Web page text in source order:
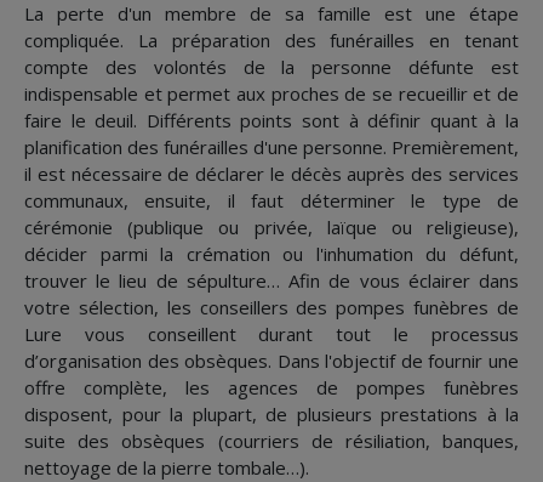
La perte d'un membre de sa famille est une étape
compliquée. La préparation des funérailles en tenant
compte des volontés de la personne défunte est
indispensable et permet aux proches de se recueillir et de
faire le deuil. Différents points sont à définir quant à la
planification des funérailles d'une personne. Premièrement,
il est nécessaire de déclarer le décès auprès des services
communaux, ensuite, il faut déterminer le type de
cérémonie (publique ou privée, laïque ou religieuse),
décider parmi la crémation ou l'inhumation du défunt,
trouver le lieu de sépulture… Afin de vous éclairer dans
votre sélection, les conseillers des pompes funèbres de
Lure vous conseillent durant tout le processus
d’organisation des obsèques. Dans l'objectif de fournir une
offre complète, les agences de pompes funèbres
disposent, pour la plupart, de plusieurs prestations à la
suite des obsèques (courriers de résiliation, banques,
nettoyage de la pierre tombale…).